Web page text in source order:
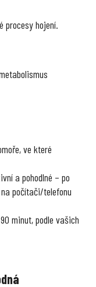
procesy hojení.
ve které
a pohodlné – po
počítači/telefonu
minut, podle vašich